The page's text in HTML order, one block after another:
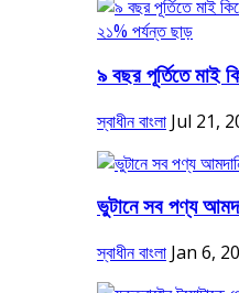
৯ বছর পূর্তিতে মাই
স্বাধীন বাংলা Jul 21,
ভুটানে সব পণ্য
স্বাধীন বাংলা Jan 6,